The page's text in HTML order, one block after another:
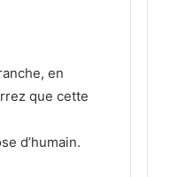
en
que cette
d’humain.